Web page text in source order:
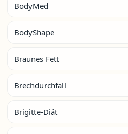
BodyMed
BodyShape
Braunes Fett
Brechdurchfall
Brigitte-Diät